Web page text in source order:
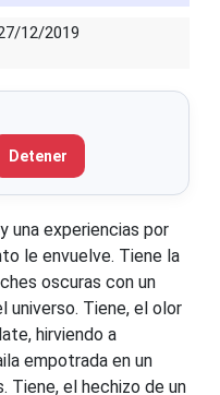
12/2019
Detener
una experiencias por
le envuelve. Tiene la
oscuras con un
universo. Tiene, el olor
hirviendo a
empotrada en un
Tiene, el hechizo de un